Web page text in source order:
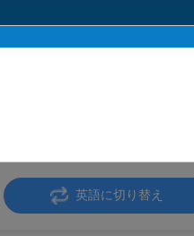
英語に切り替え